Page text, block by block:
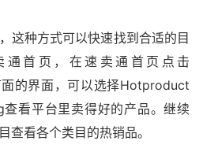
这种方式可以快速找到合适的目
通首页，在速卖通首页点击
的界面，可以选择Hotproduct
看平台里卖得好的产品。继续
查看各个类目的热销品。